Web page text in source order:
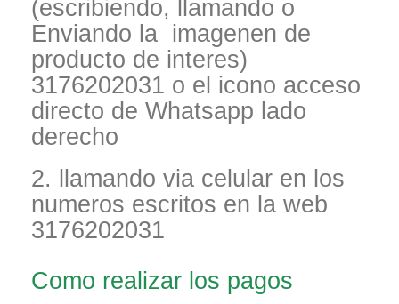
(escribiendo, llamando o
Enviando la imagenen de
producto de interes)
3176202031 o el icono acceso
directo de Whatsapp lado
derecho
2. llamando via celular en los
numeros escritos en la web
3176202031
Como realizar los pagos